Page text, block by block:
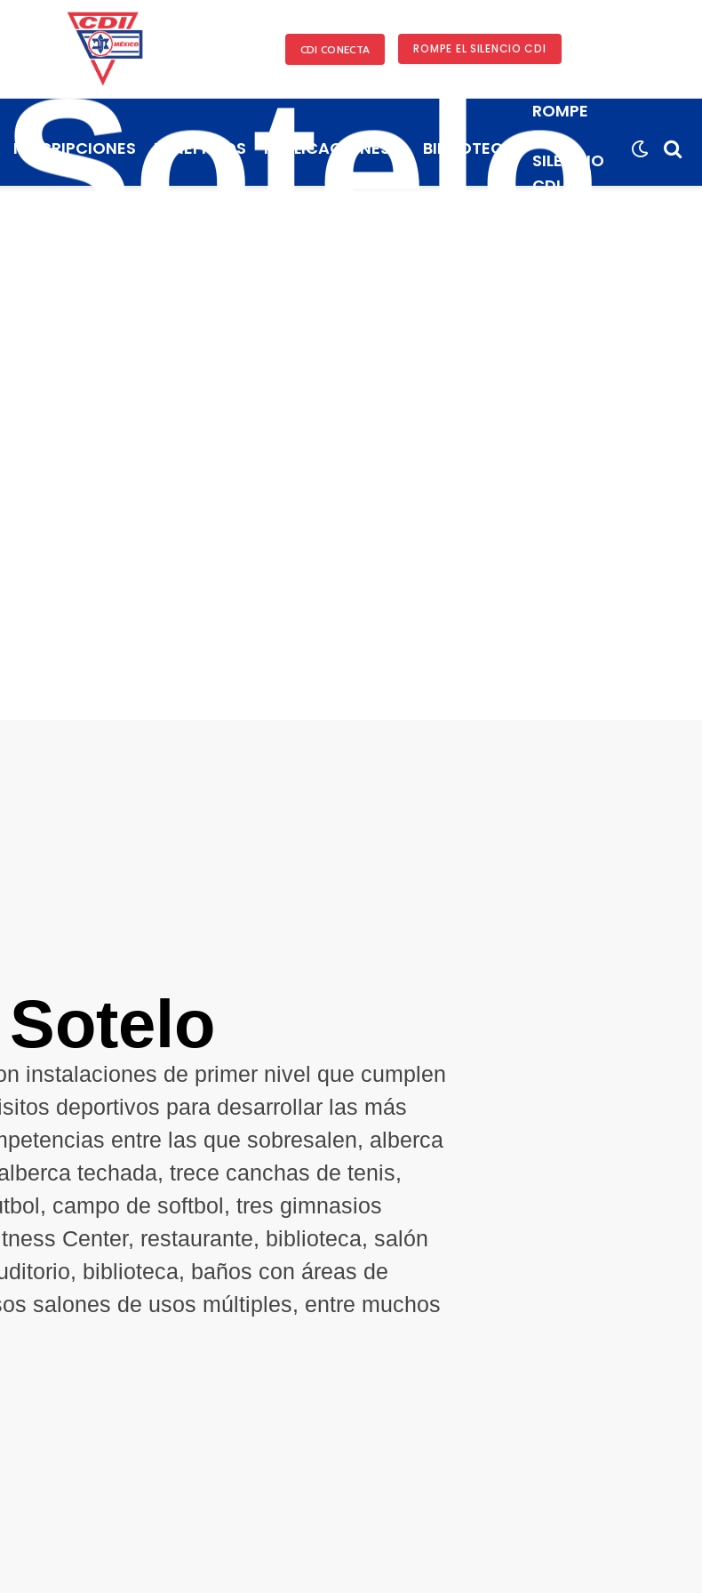
CDI CONECTA ROMPE EL SILENCIO CDI
INSCRIPCIONES BENEFICIOS PUBLICACIONES BIBLIOTECA
ROMPE
EL
SILENCIO
CDI
instalaciones de primer nivel que cumplen
deportivos para desarrollar las más
entre las que sobresalen, alberca
techada, trece canchas de tenis,
campo de softbol, tres gimnasios
Center, restaurante, biblioteca, salón
biblioteca, baños con áreas de
salones de usos múltiples, entre muchos